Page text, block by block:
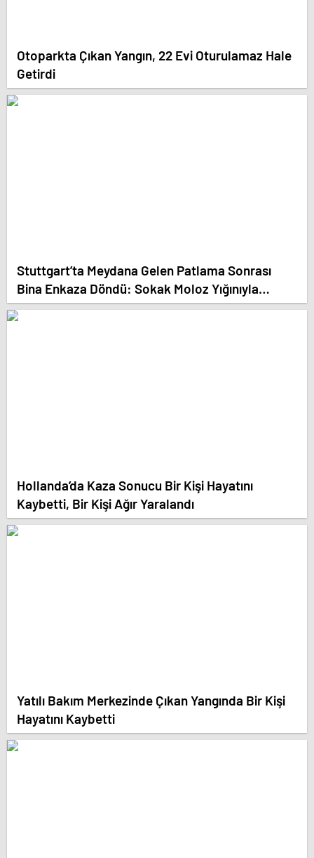
Otoparkta Çıkan Yangın, 22 Evi Oturulamaz Hale
Getirdi
Stuttgart’ta Meydana Gelen Patlama Sonrası
Bina Enkaza Döndü: Sokak Moloz Yığınıyla
Kaplandı
Hollanda’da Kaza Sonucu Bir Kişi Hayatını
Kaybetti, Bir Kişi Ağır Yaralandı
Yatılı Bakım Merkezinde Çıkan Yangında Bir Kişi
Hayatını Kaybetti